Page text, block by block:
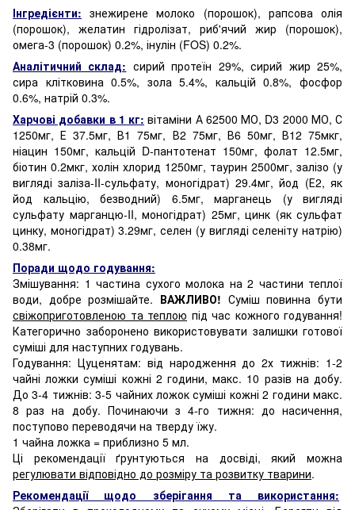
Інгредієнти: знежирене молоко (порошок), рапсова олія
(порошок), желатин гідролізат, риб'ячий жир (порошок),
омега-3 (порошок) 0.2%, інулін (FOS) 0.2%.
Аналітичний склад: сирий протеїн 29%, сирий жир 25%,
сира клітковина 0.5%, зола 5.4%, кальцій 0.8%, фосфор
0.6%, натрій 0.3%.
Харчові добавки в 1 кг: вітаміни А 62500 МО, D3 2000 МО, С
1250мг, Е 37.5мг, В1 75мг, В2 75мг, В6 50мг, В12 75мкг,
ніацин 150мг, кальцій D-пантотенат 150мг, фолат 12.5мг,
біотин 0.2мкг, холін хлорид 1250мг, таурин 2500мг, залізо (у
вигляді заліза-II-сульфату, моногідрат) 29.4мг, йод (Е2, як
йод кальцію, безводний) 6.5мг, марганець (у вигляді
сульфату марганцю-II, моногідрат) 25мг, цинк (як сульфат
цинку, моногідрат) 3.29мг, селен (у вигляді селеніту натрію)
0.38мг.
Поради щодо годування:
Змішування: 1 частина сухого молока на 2 частини теплої
води, добре розмішайте. ВАЖЛИВО! Суміш повинна бути
свіжоприготовленою та теплою під час кожного годування!
Категорично заборонено використовувати залишки готової
суміші для наступних годувань.
Годування: Цуценятам: від народження до 2х тижнів: 1-2
чайні ложки суміші кожні 2 години, макс. 10 разів на добу.
До 3-4 тижнів: 3-5 чайних ложок суміші кожні 2 години макс.
8 раз на добу. Починаючи з 4-го тижня: до насичення,
поступово переводячи на тверду їжу.
1 чайна ложка = приблизно 5 мл.
Ці рекомендації ґрунтуються на досвіді, який можна
регулювати відповідно до розміру та розвитку тварини.
Рекомендації щодо зберігання та використання: